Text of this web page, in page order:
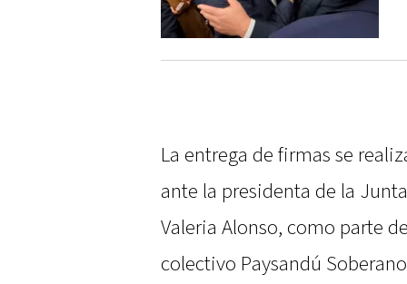
La entrega de firmas se
ante la presidenta de la
Valeria Alonso, como parte
colectivo Paysandú